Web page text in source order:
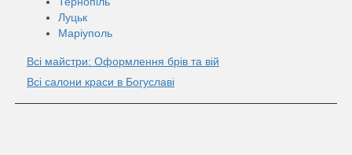
Луцьк
Маріуполь
Всі майстри: Оформлення брів та вій
Всі салони краси в Богуславі